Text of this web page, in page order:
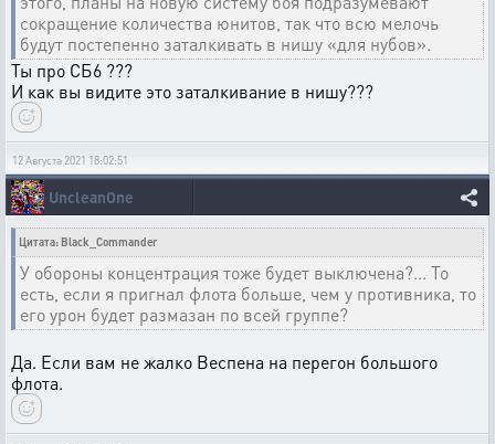
сокращение количества юнитов, так что всю мелочь
будут постепенно заталкивать в нишу «для нубов».
Ты про СБ6 ???
И как вы видите это заталкивание в нишу???
12 Августа 2021 18:02:51
UncleanOne
Цитата: Black_Commander
У обороны концентрация тоже будет выключена?... То
есть, если я пригнал флота больше, чем у противника, то
его урон будет размазан по всей группе?
Да. Если вам не жалко Веспена на перегон большого
флота.